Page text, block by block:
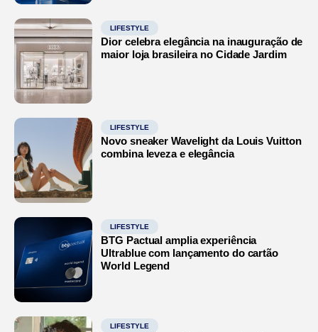
LIFESTYLE
Dior celebra elegância na inauguração de
maior loja brasileira no Cidade Jardim
LIFESTYLE
Novo sneaker Wavelight da Louis Vuitton
combina leveza e elegância
LIFESTYLE
BTG Pactual amplia experiência
Ultrablue com lançamento do cartão
World Legend
LIFESTYLE